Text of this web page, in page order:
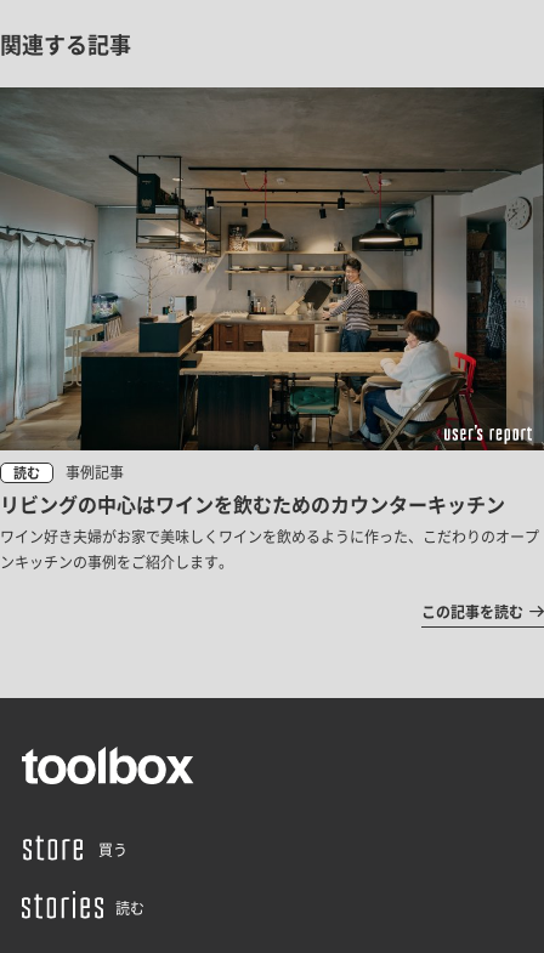
関連する記事
読む 事例記事
リビングの中心はワインを飲むためのカウンターキッチン
ワイン好き夫婦がお家で美味しくワインを飲めるように作った、こだわりのオープ
ンキッチンの事例をご紹介します。
この記事を読む
買う
読む